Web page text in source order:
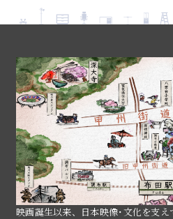
映画誕生以来、日本映像･文化を支